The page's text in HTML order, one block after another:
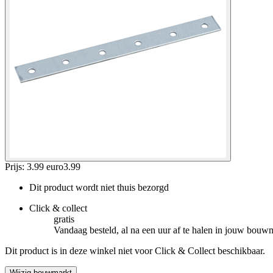
Prijs: 3.99 euro3.99
Dit product wordt niet thuis bezorgd
Click & collect
gratis
Vandaag besteld, al na een uur af te halen in jouw
Dit product is in deze winkel niet voor Click & Collect beschikbaar.